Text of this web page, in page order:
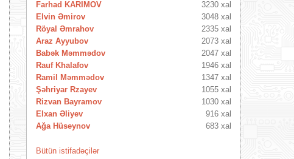
Farhad KARIMOV
3230 xal
Elvin Əmirov
3048 xal
Röyal Əmrahov
2335 xal
Araz Ayyubov
2073 xal
Babək Məmmədov
2047 xal
Rauf Khalafov
1946 xal
Ramil Məmmədov
1347 xal
Şəhriyar Rzayev
1055 xal
Rizvan Bayramov
1030 xal
Elxan Əliyev
916 xal
Ağa Hüseynov
683 xal
Bütün istifadəçilər